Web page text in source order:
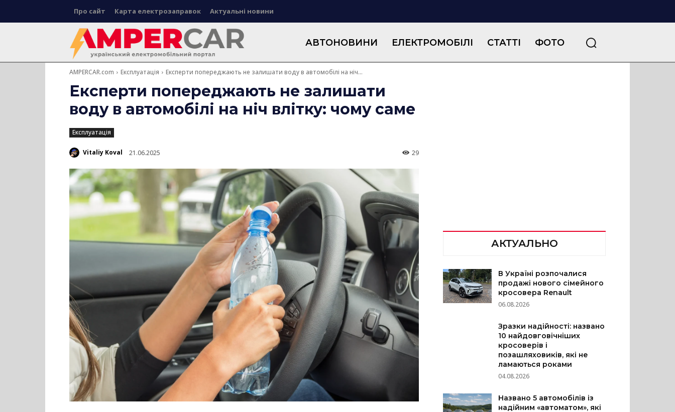
Про сайт Карта електрозаправок Актуальні новини
АВТОНОВИНИ ЕЛЕКТРОМОБІЛІ СТАТТІ ФОТО
AMPERCAR.com Експлуатація Експерти попереджають не залишати воду в автомобілі на ніч...
Експерти попереджають не залишати
воду в автомобілі на ніч влітку: чому саме
Експлуатація
Vitaliy Koval 21.06.2025 29
АКТУАЛЬНО
В Україні розпочалися
продажі нового сімейного
кросовера Renault
06.08.2026
Зразки надійності: названо
10 найдовговічніших
кросоверів і
позашляховиків, які не
ламаються роками
04.08.2026
Названо 5 автомобілів із
надійним «автоматом», які